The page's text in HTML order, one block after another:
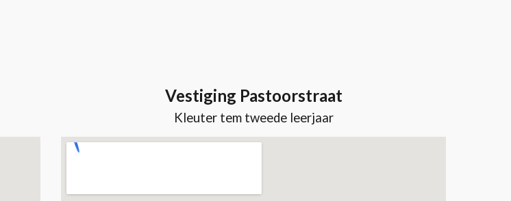
Vestiging Pastoorstraat
Kleuter tem tweede leerjaar